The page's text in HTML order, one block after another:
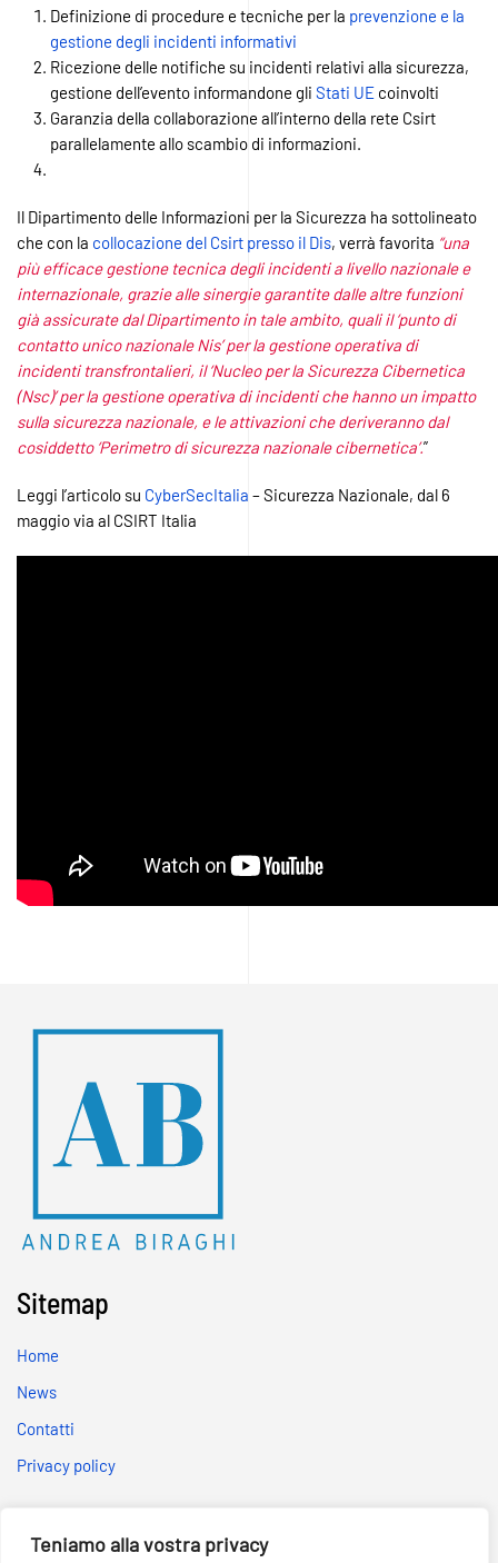
Teniamo alla vostra privacy
Definizione di procedure e tecniche per la prevenzione e la
gestione degli incidenti informativi
Ricezione delle notifiche su incidenti relativi alla sicurezza,
gestione dell’evento informandone gli Stati UE coinvolti
Garanzia della collaborazione all’interno della rete Csirt
parallelamente allo scambio di informazioni.
Il Dipartimento delle Informazioni per la Sicurezza ha sottolineato
che con la collocazione del Csirt presso il Dis, verrà favorita “una
più efficace gestione tecnica degli incidenti a livello nazionale e
internazionale, grazie alle sinergie garantite dalle altre funzioni
già assicurate dal Dipartimento in tale ambito, quali il ‘punto di
contatto unico nazionale Nis’ per la gestione operativa di
incidenti transfrontalieri, il ‘Nucleo per la Sicurezza Cibernetica
(Nsc)’ per la gestione operativa di incidenti che hanno un impatto
sulla sicurezza nazionale, e le attivazioni che deriveranno dal
cosiddetto ‘Perimetro di sicurezza nazionale cibernetica’.”
Leggi l’articolo su CyberSecItalia – Sicurezza Nazionale, dal 6
maggio via al CSIRT Italia
Sitemap
Home
News
Contatti
Privacy policy
Social